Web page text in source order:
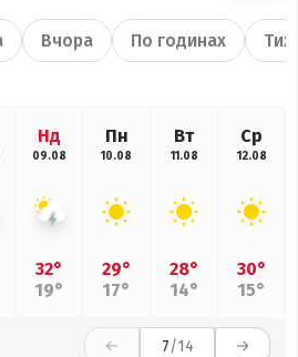
Вчора По годинах
Нд
09.08
32°
19°
Пн
10.08
29°
17°
Вт
11.08
28°
14°
Ср
12.08
30°
15°
7/14